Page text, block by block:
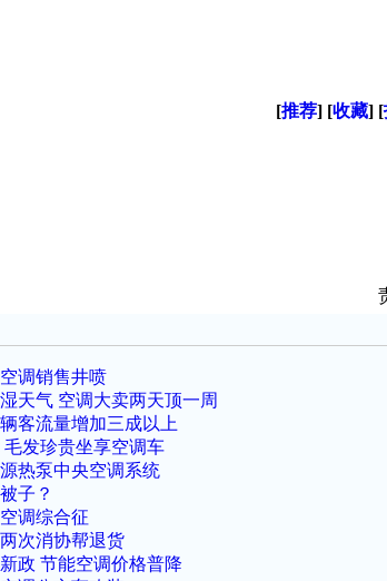
[推荐] [收藏] [
调销售井喷
天气 空调大卖两天顶一周
客流量增加三成以上
发珍贵坐享空调车
热泵中央空调系统
子？
调综合征
次消协帮退货
政 节能空调价格普降